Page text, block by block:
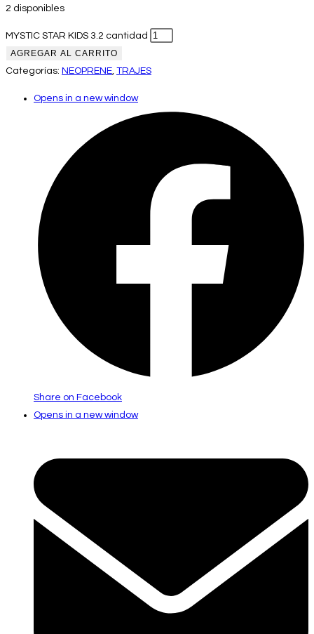
2 disponibles
MYSTIC STAR KIDS 3.2 cantidad
AGREGAR AL CARRITO
Categorías: NEOPRENE, TRAJES
Opens in a new window
Share on Facebook
Opens in a new window